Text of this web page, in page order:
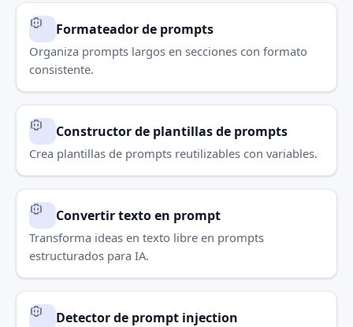
Formateador de prompts
Organiza prompts largos en secciones con formato
consistente.
Constructor de plantillas de prompts
Crea plantillas de prompts reutilizables con variables.
Convertir texto en prompt
Transforma ideas en texto libre en prompts
estructurados para IA.
Detector de prompt injection